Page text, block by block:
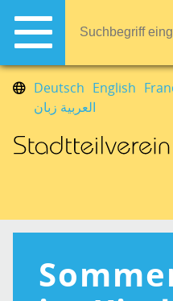
Deutsch English
العربية زبان